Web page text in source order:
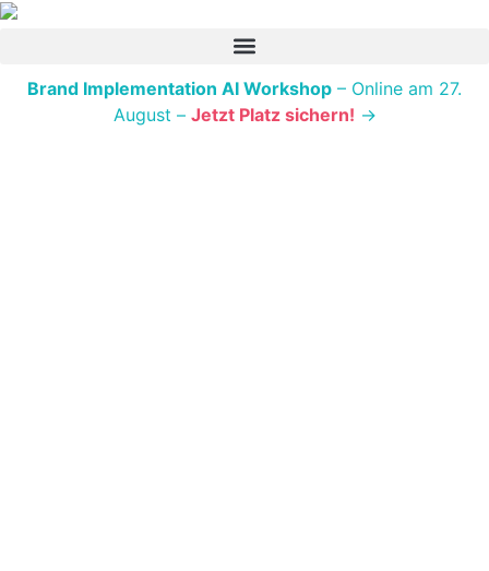
Brand Implementation AI Workshop – Online am 27.
August – Jetzt Platz sichern! →